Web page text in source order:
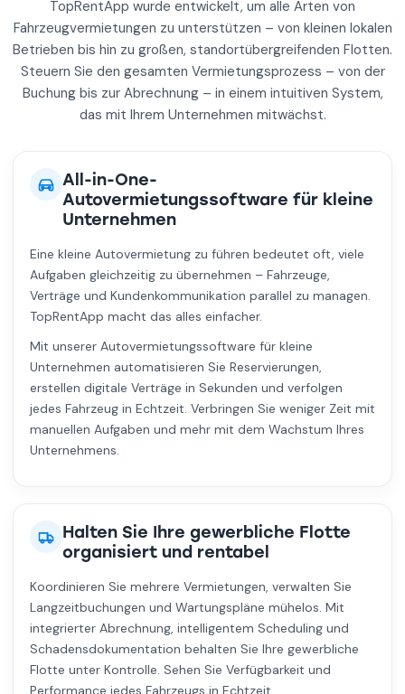
TopRentApp wurde entwickelt, um alle Arten von
Fahrzeugvermietungen zu unterstützen – von kleinen lokalen
Betrieben bis hin zu großen, standortübergreifenden Flotten.
Steuern Sie den gesamten Vermietungsprozess – von der
Buchung bis zur Abrechnung – in einem intuitiven System,
das mit Ihrem Unternehmen mitwächst.
All-in-One-
Autovermietungssoftware für kleine
Unternehmen
Eine kleine Autovermietung zu führen bedeutet oft, viele
Aufgaben gleichzeitig zu übernehmen – Fahrzeuge,
Verträge und Kundenkommunikation parallel zu managen.
TopRentApp macht das alles einfacher.
Mit unserer Autovermietungssoftware für kleine
Unternehmen automatisieren Sie Reservierungen,
erstellen digitale Verträge in Sekunden und verfolgen
jedes Fahrzeug in Echtzeit. Verbringen Sie weniger Zeit mit
manuellen Aufgaben und mehr mit dem Wachstum Ihres
Unternehmens.
Halten Sie Ihre gewerbliche Flotte
organisiert und rentabel
Koordinieren Sie mehrere Vermietungen, verwalten Sie
Langzeitbuchungen und Wartungspläne mühelos. Mit
integrierter Abrechnung, intelligentem Scheduling und
Schadensdokumentation behalten Sie Ihre gewerbliche
Flotte unter Kontrolle. Sehen Sie Verfügbarkeit und
Performance jedes Fahrzeugs in Echtzeit.